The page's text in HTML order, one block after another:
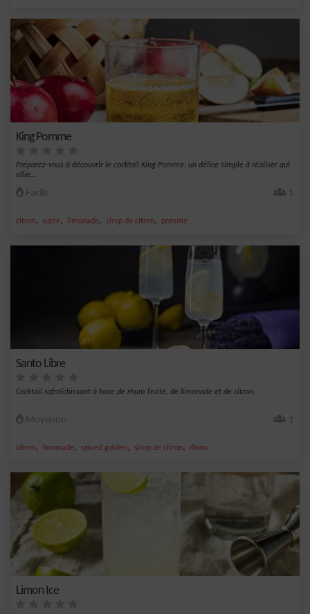
King Pomme
Préparez-vous à découvrir le cocktail King Pomme, un délice simple à réaliser qui
allie...
Facile 1
citron, sucre, limonade, sirop de citron, pomme
Santo Libre
Cocktail rafraîchissant à base de rhum fruité, de limonade et de citron.
Moyenne 1
citron, limonade, spiced golden, sirop de citron, rhum
Limon Ice